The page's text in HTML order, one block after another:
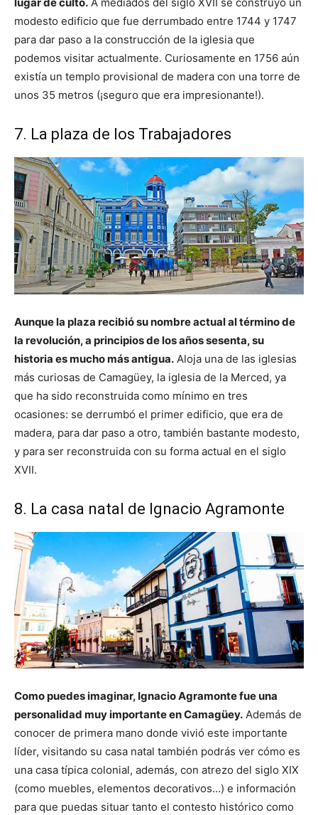
lugar de culto. A mediados del siglo XVII se construyó un
modesto edificio que fue derrumbado entre 1744 y 1747
para dar paso a la construcción de la iglesia que
podemos visitar actualmente. Curiosamente en 1756 aún
existía un templo provisional de madera con una torre de
unos 35 metros (¡seguro que era impresionante!).
7. La plaza de los Trabajadores
Aunque la plaza recibió su nombre actual al término de
la revolución, a principios de los años sesenta, su
historia es mucho más antigua. Aloja una de las iglesias
más curiosas de Camagüey, la iglesia de la Merced, ya
que ha sido reconstruida como mínimo en tres
ocasiones: se derrumbó el primer edificio, que era de
madera, para dar paso a otro, también bastante modesto,
y para ser reconstruida con su forma actual en el siglo
XVII.
8. La casa natal de Ignacio Agramonte
Como puedes imaginar, Ignacio Agramonte fue una
personalidad muy importante en Camagüey. Además de
conocer de primera mano donde vivió este importante
líder, visitando su casa natal también podrás ver cómo es
una casa típica colonial, además, con atrezo del siglo XIX
(como muebles, elementos decorativos…) e información
para que puedas situar tanto el contesto histórico como